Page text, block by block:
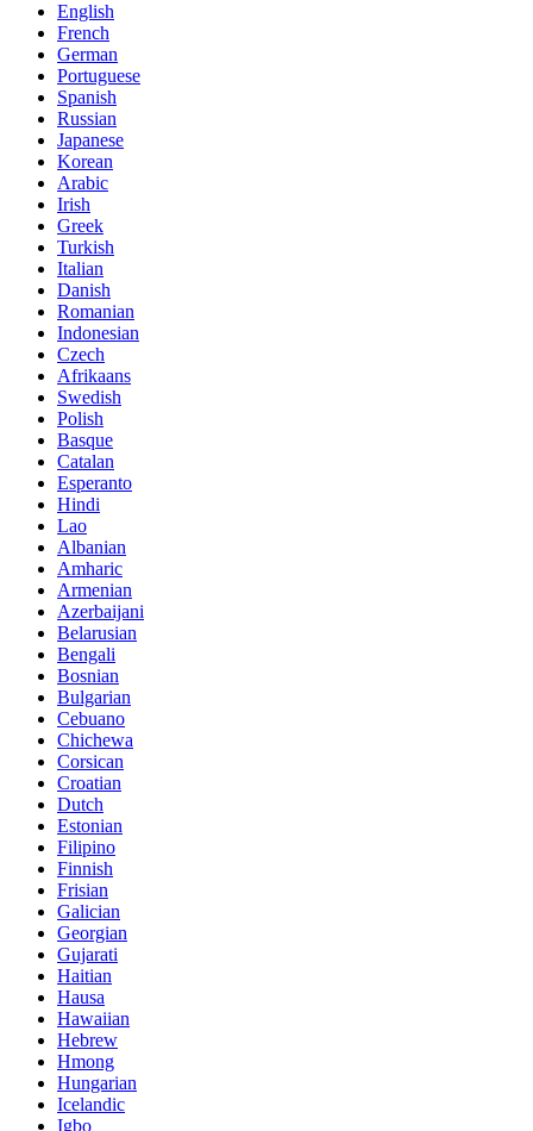
English
French
German
Portuguese
Spanish
Russian
Japanese
Korean
Arabic
Irish
Greek
Turkish
Italian
Danish
Romanian
Indonesian
Czech
Afrikaans
Swedish
Polish
Basque
Catalan
Esperanto
Hindi
Lao
Albanian
Amharic
Armenian
Azerbaijani
Belarusian
Bengali
Bosnian
Bulgarian
Cebuano
Chichewa
Corsican
Croatian
Dutch
Estonian
Filipino
Finnish
Frisian
Galician
Georgian
Gujarati
Haitian
Hausa
Hawaiian
Hebrew
Hmong
Hungarian
Icelandic
Igbo